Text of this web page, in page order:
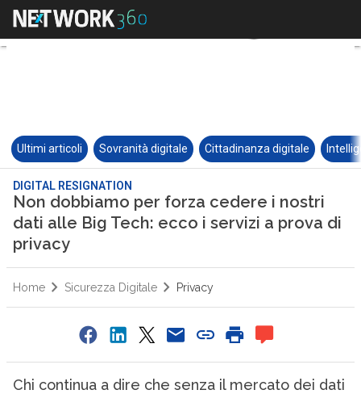
Ultimi articoli Sovranità digitale Cittadinanza digitale
DIGITAL RESIGNATION
Non dobbiamo per forza cedere i nostri
dati alle Big Tech: ecco i servizi a prova di
privacy
Home Sicurezza Digitale Privacy
Chi continua a dire che senza il mercato dei dati